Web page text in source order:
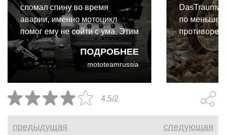
ПОДРОБНЕЕ
сломал спину во время
аварии, именно мотоцикл
помог ему не сойти с ума. Этим
мотоциклом был кафе-рейсер
BMW K100. Что можно ожидать
от бывшего конструктора
гоночных машин?
mototeamrussia
по
и Хервиг
снова в
Лоуренс
4.5/2
предыдущая следующая